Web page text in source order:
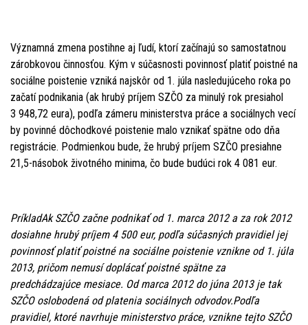
Významná zmena postihne aj ľudí, ktorí začínajú so samostatnou
zárobkovou činnosťou. Kým v súčasnosti povinnosť platiť poistné na
sociálne poistenie vzniká najskôr od 1. júla nasledujúceho roka po
začatí podnikania (ak hrubý príjem SZČO za minulý rok presiahol
3 948,72 eura), podľa zámeru ministerstva práce a sociálnych vecí
by povinné dôchodkové poistenie malo vznikať spätne odo dňa
registrácie. Podmienkou bude, že hrubý príjem SZČO presiahne
21,5-násobok životného minima, čo bude budúci rok 4 081 eur.
PríkladAk SZČO začne podnikať od 1. marca 2012 a za rok 2012
dosiahne hrubý príjem 4 500 eur, podľa súčasných pravidiel jej
povinnosť platiť poistné na sociálne poistenie vznikne od 1. júla
2013, pričom nemusí doplácať poistné spätne za
predchádzajúce mesiace. Od marca 2012 do júna 2013 je tak
SZČO oslobodená od platenia sociálnych odvodov.Podľa
pravidiel, ktoré navrhuje ministerstvo práce, vznikne tejto SZČO